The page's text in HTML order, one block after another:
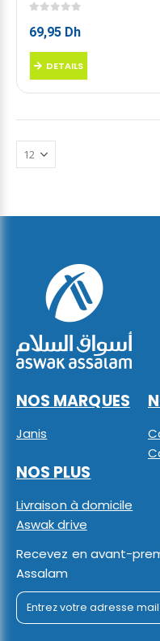
69,95 Dh
DETAILS
NOS MARQUES
Janis
NOS PLUS
Livraison à domicile
Aswak drive
Recevez en avant-
Assalam